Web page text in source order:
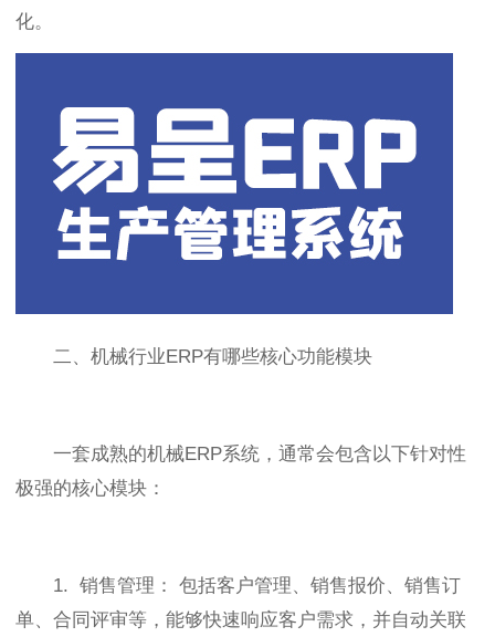
化。
二、机械行业ERP有哪些核心功能模块
一套成熟的机械ERP系统，通常会包含以下针对性
极强的核心模块：
1. 销售管理： 包括客户管理、销售报价、销售订
单、合同评审等，能够快速响应客户需求，并自动关联